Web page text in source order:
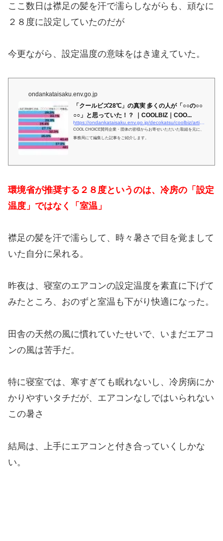
ここ数日は襟足の髪を汗で濡らしながらも、頑なに
２８度に設定していたのだが
今更ながら、設定温度の意味をはき違えていた。
ondankataisaku.env.go.jp
「クールビズ28℃」の真実 多くの人が「○○の○○
○○」と思っていた！？ ｜COOLBIZ｜COO...
https://ondankataisaku.env.go.jp/decokatsu/coolbiz/article/action_detail_007.html
COOL CHOICE賛同企業・団体の皆様からお寄せいただいた取組を元に、
事務局にて編集した記事をご紹介します。
環境省が推奨する２８度というのは、 冷房の「設定
温度」ではなく「室温」
襟足の髪を汗で濡らして、時々暑さで目を覚まして
いた自分に呆れる。
昨夜は、寝室のエアコンの設定温度を素直に下げて
みたところ、おのずと室温も下がり快適になった。
田舎の天然の風に慣れていたせいで、いまだエアコ
ンの風は苦手だ。
特に寝室では、寒すぎても眠れないし、冷房病にか
かりやすいタチだが、エアコンなしではいられない
この暑さ
結局は、上手にエアコンと付き合っていくしかな
い。